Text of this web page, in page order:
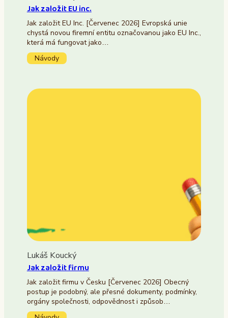
Jak založit EU inc.
Jak založit EU Inc. [Červenec 2026] Evropská unie
chystá novou firemní entitu označovanou jako EU Inc.,
která má fungovat jako…
Návody
Lukáš Koucký
Jak založit firmu
Jak založit firmu v Česku [Červenec 2026] Obecný
postup je podobný, ale přesné dokumenty, podmínky,
orgány společnosti, odpovědnost i způsob…